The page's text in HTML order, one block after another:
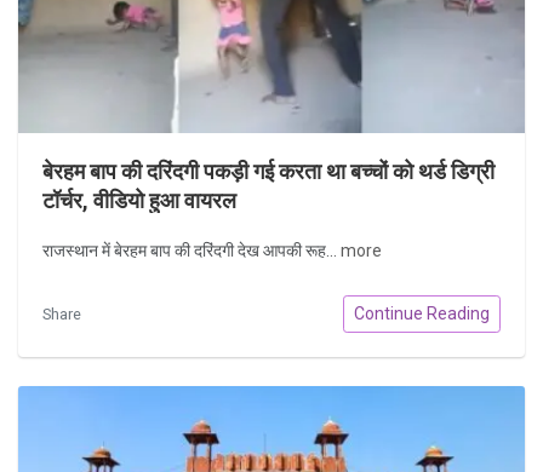
बेरहम बाप की दरिंदगी पकड़ी गई करता था बच्चों को थर्ड डिग्री
टॉर्चर, वीडियो हुआ वायरल
राजस्थान में बेरहम बाप की दरिंदगी देख आपकी रूह... more
Share Continue Reading